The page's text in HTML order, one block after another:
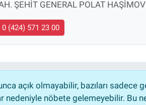
ŞEHİT GENERAL POLAT
0 (424) 571 23 00
açık olmayabilir, bazıları sadece
nedeniyle nöbete gelemeyebilir. Bu